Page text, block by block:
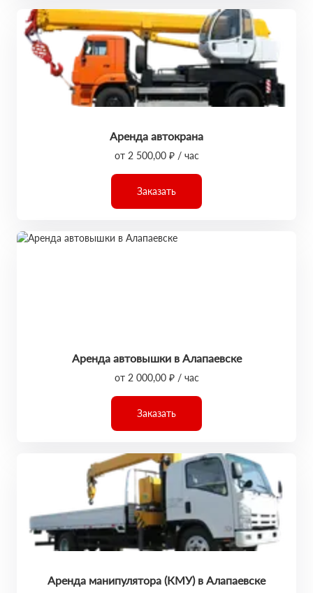
Аренда автокрана
от 2 500,00 ₽ / час
Заказать
Аренда автовышки в Алапаевске
от 2 000,00 ₽ / час
Заказать
Аренда манипулятора (КМУ) в Алапаевске